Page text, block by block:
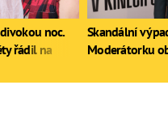
noc.
řádil na
Skandální
Moderátorku